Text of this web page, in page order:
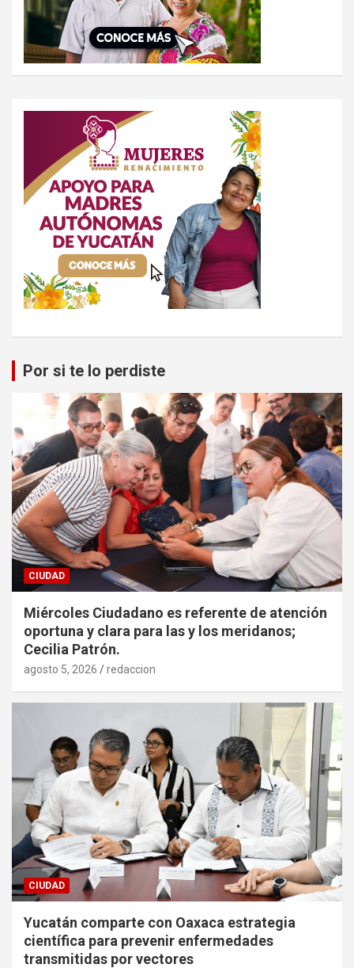
Por si te lo perdiste
CIUDAD
Miércoles Ciudadano es referente de atención
oportuna y clara para las y los meridanos;
Cecilia Patrón.
agosto 5, 2026 redaccion
CIUDAD
Yucatán comparte con Oaxaca estrategia
científica para prevenir enfermedades
transmitidas por vectores